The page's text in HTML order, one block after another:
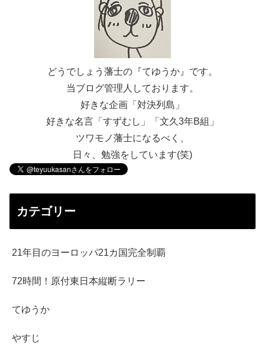
どうでしょう藩士の『てゆうか』です。
当ブログ管理人しております。
好きな企画「対決列島」
好きな名言「すずむし」「文久3年B組」
ツワモノ藩士になるべく、
日々、勉強をしています(笑)
カテゴリー
21年目のヨーロッパ21カ国完全制覇
72時間！原付東日本縦断ラリー
てゆうか
やすじ